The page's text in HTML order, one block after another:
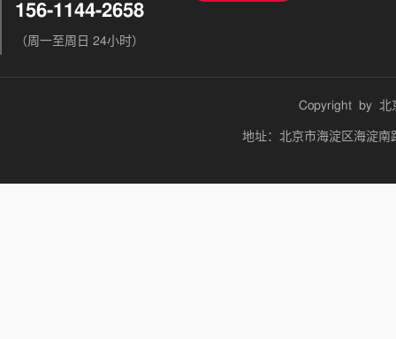
156-1144-2658
（周一至周日 24小时）
Copyright by 北
地址：北京市海淀区海淀